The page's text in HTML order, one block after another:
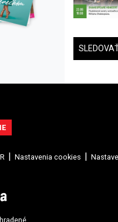
Nastavenia cookies